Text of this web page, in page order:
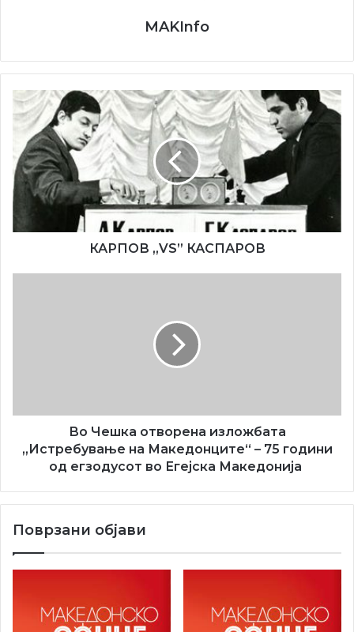
MAKInfo
КАРПОВ
„VS”
КАСПАРОВ
КАРПОВ „VS” КАСПАРОВ
75
егзодусот
Егејска
Во Чешка отворена изложбата
„Истребување на Македонците“ – 75 години
од егзодусот во Егејска Македонија
Поврзани објави